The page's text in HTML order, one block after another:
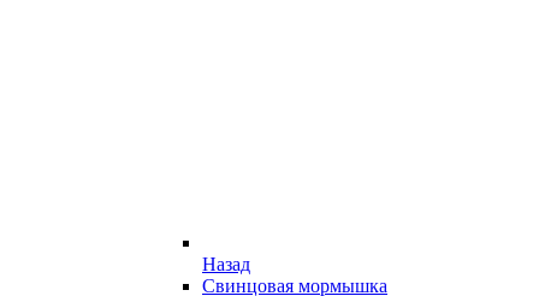
Назад
Свинцовая мормышка